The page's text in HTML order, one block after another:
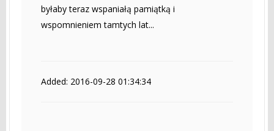
byłaby teraz wspaniałą pamiątką i
wspomnieniem tamtych lat...
Added: 2016-09-28 01:34:34